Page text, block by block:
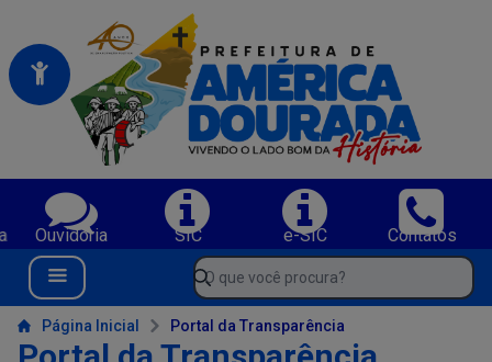
Portal da Prefeitura Municipal de America Dourada-BA
Serviços da Prefeitura Municipal de America Dourada-BA;
Ouvidoria SIC e-SIC
Contatos
Navegue pelo portal da Prefeitura de America Dourada-BA
Menu Bar
O que você procura?
Conteúdo da Prefeitura de America Dourada-BA
Página Inicial Portal da Transparência